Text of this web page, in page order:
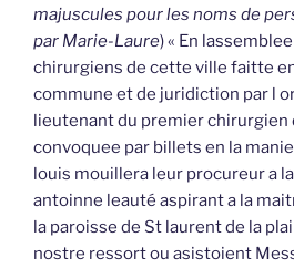
majuscules pour les noms de
par Marie-Laure) « En
chirurgiens de cette ville faitte
commune et de juridiction par l
lieutenant du premier chirurgien
convoquee par billets en la
louis mouillera leur procureur a
antoinne leauté aspirant a la
la paroisse de St laurent de la
nostre ressort ou asistoient